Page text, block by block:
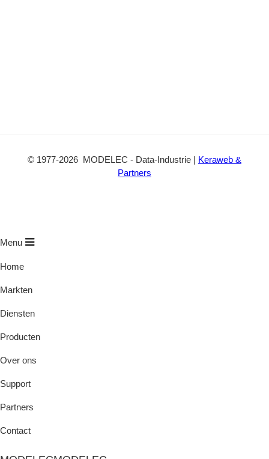
© 1977-2026 MODELEC - Data-Industrie | Keraweb &
Partners
Menu
Home
Markten
Diensten
Producten
Over ons
Support
Partners
Contact